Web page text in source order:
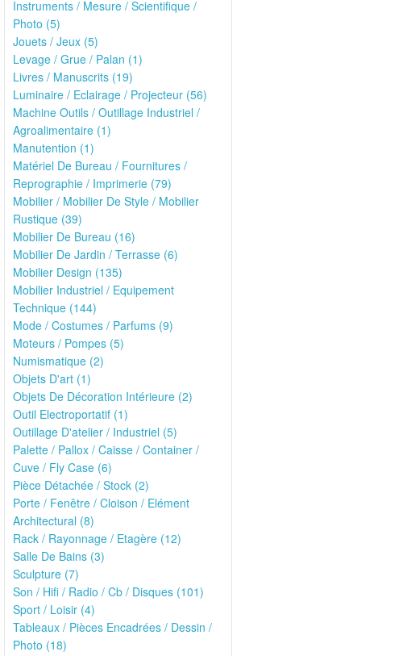
Instruments / Mesure / Scientifique /
Photo (5)
Jouets / Jeux (5)
Levage / Grue / Palan (1)
Livres / Manuscrits (19)
Luminaire / Eclairage / Projecteur (56)
Machine Outils / Outillage Industriel /
Agroalimentaire (1)
Manutention (1)
Matériel De Bureau / Fournitures /
Reprographie / Imprimerie (79)
Mobilier / Mobilier De Style / Mobilier
Rustique (39)
Mobilier De Bureau (16)
Mobilier De Jardin / Terrasse (6)
Mobilier Design (135)
Mobilier Industriel / Equipement
Technique (144)
Mode / Costumes / Parfums (9)
Moteurs / Pompes (5)
Numismatique (2)
Objets D'art (1)
Objets De Décoration Intérieure (2)
Outil Electroportatif (1)
Outillage D'atelier / Industriel (5)
Palette / Pallox / Caisse / Container /
Cuve / Fly Case (6)
Pièce Détachée / Stock (2)
Porte / Fenêtre / Cloison / Elément
Architectural (8)
Rack / Rayonnage / Etagère (12)
Salle De Bains (3)
Sculpture (7)
Son / Hifi / Radio / Cb / Disques (101)
Sport / Loisir (4)
Tableaux / Pièces Encadrées / Dessin /
Photo (18)